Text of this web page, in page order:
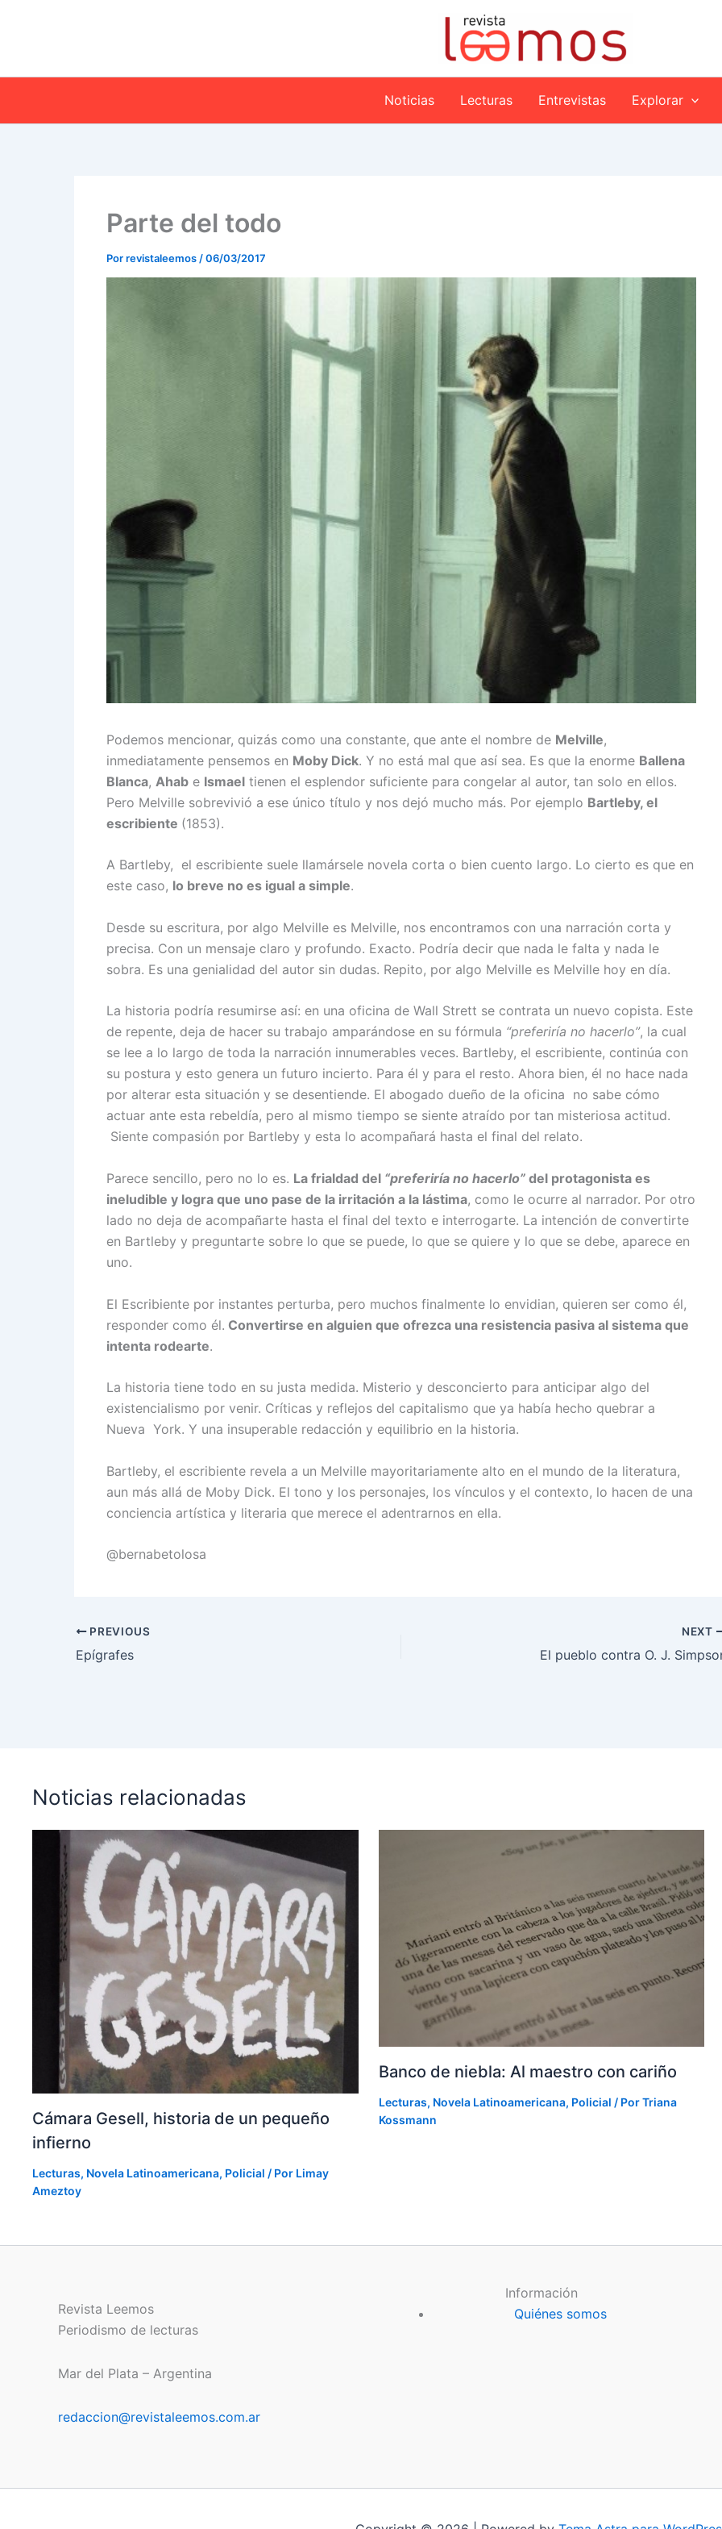
Noticias Lecturas Entrevistas Explorar
Parte del todo
Porrevistaleemos /06/03/2017
Podemos mencionar, quizás como una constante, que ante el nombre de Melville,
inmediatamente pensemos en Moby Dick. Y no está mal que así sea. Es que la enorme Ballena
Blanca, Ahab e Ismael tienen el esplendor suficiente para congelar al autor, tan solo en ellos.
Pero Melville sobrevivió a ese único título y nos dejó mucho más. Por ejemplo Bartleby, el
escribiente (1853).
A Bartleby, el escribiente suele llamársele novela corta o bien cuento largo. Lo cierto es que en
este caso, lo breve no es igual a simple.
Desde su escritura, por algo Melville es Melville, nos encontramos con una narración corta y
precisa. Con un mensaje claro y profundo. Exacto. Podría decir que nada le falta y nada le
sobra. Es una genialidad del autor sin dudas. Repito, por algo Melville es Melville hoy en día.
La historia podría resumirse así: en una oficina de Wall Strett se contrata un nuevo copista. Este
de repente, deja de hacer su trabajo amparándose en su fórmula “preferiría no hacerlo”, la cual
se lee a lo largo de toda la narración innumerables veces. Bartleby, el escribiente, continúa con
su postura y esto genera un futuro incierto. Para él y para el resto. Ahora bien, él no hace nada
por alterar esta situación y se desentiende. El abogado dueño de la oficina no sabe cómo
actuar ante esta rebeldía, pero al mismo tiempo se siente atraído por tan misteriosa actitud.
Siente compasión por Bartleby y esta lo acompañará hasta el final del relato.
Parece sencillo, pero no lo es. La frialdad del “preferiría no hacerlo” del protagonista es
ineludible y logra que uno pase de la irritación a la lástima, como le ocurre al narrador. Por otro
lado no deja de acompañarte hasta el final del texto e interrogarte. La intención de convertirte
en Bartleby y preguntarte sobre lo que se puede, lo que se quiere y lo que se debe, aparece en
uno.
El Escribiente por instantes perturba, pero muchos finalmente lo envidian, quieren ser como él,
responder como él. Convertirse en alguien que ofrezca una resistencia pasiva al sistema que
intenta rodearte.
La historia tiene todo en su justa medida. Misterio y desconcierto para anticipar algo del
existencialismo por venir. Críticas y reflejos del capitalismo que ya había hecho quebrar a
Nueva York. Y una insuperable redacción y equilibrio en la historia.
Bartleby, el escribiente revela a un Melville mayoritariamente alto en el mundo de la literatura,
aun más allá de Moby Dick. El tono y los personajes, los vínculos y el contexto, lo hacen de una
conciencia artística y literaria que merece el adentrarnos en ella.
@bernabetolosa
PREVIOUS
Epígrafes
NEXT
El pueblo contra O. J.
Noticias relacionadas
Cámara Gesell, historia de un pequeño
infierno
Lecturas, Novela Latinoamericana, Policial / Por Limay
Ameztoy
Banco de niebla: Al maestro con cariño
Lecturas, Novela Latinoamericana, Policial / PorTriana
Kossmann
Revista Leemos
Periodismo de lecturas
Mar del Plata – Argentina
redaccion@revistaleemos.com.ar
Información
Quiénes somos